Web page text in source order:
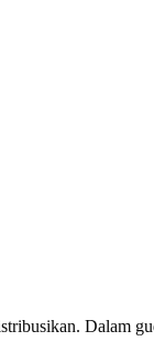
Dalam